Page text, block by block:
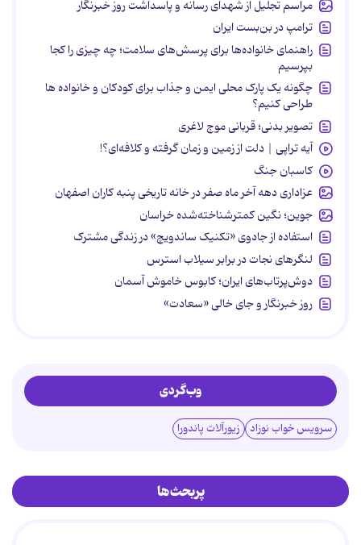
مراسم تجلیل از شهدای رسانه و پاسداشت روز خبرنگار
ترامپ در بن‌بست ایران
راهنمای خانواده‌ها برای پرسش‌های سلامت؛ چه چیزی را کجا
بپرسیم
چگونه یک پارک محلی ایمن و جذاب برای کودکان و خانواده ها
طراحی کنیم؟
تصویر بدنی؛ قربانی موج لاغری
آیه تراپی | دلت از زمین و زمان گرفته و کلافه‌ای؟!
کاسبان جنگ
عزاداری دهه آخر ماه صفر در خانه تاریخی پنبه کاران اصفهان
جوین؛ نگین کمترشناخته‌شده خراسان
استفاده از جادوی «تکنیک ساندویچ» در زندگی مشترک
لنگرهای نجات در برابر سیلاب استرس
دوش‌پرتاب‌های ایران؛ کابوس خاموش آسمان
روز خبرنگار و جای خالی «سعادت»
وب‌گردی
سرویس خواب نوزاد زیورآلات پاندورا
پربحث‌ها